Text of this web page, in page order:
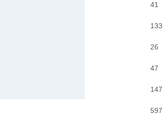
41
133
26
47
147
597